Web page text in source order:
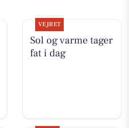
VEJRET
Sol og varme tager
fat i dag